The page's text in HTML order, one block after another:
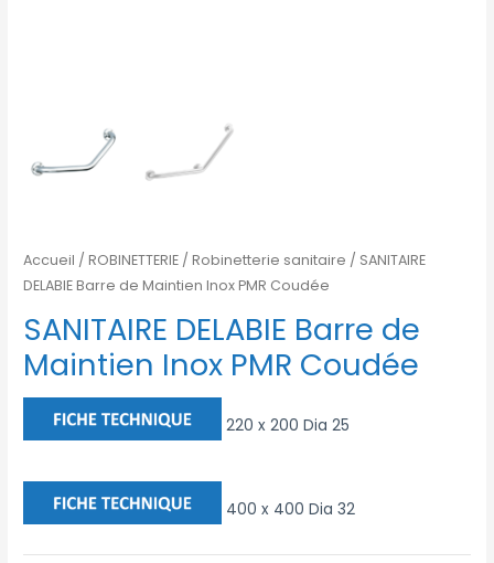
Accueil /ROBINETTERIE /Robinetterie sanitaire / SANITAIRE
DELABIE Barre de Maintien Inox PMR Coudée
SANITAIRE DELABIE Barre de
Maintien Inox PMR Coudée
220 x 200 Dia 25
400 x 400 Dia 32